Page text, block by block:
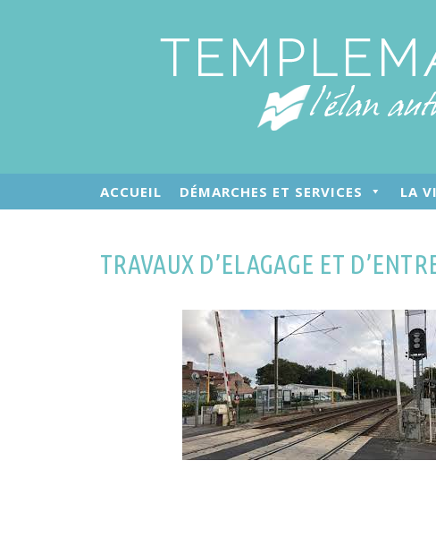
ACCUEIL DÉMARCHES ET SERVICES LA
TRAVAUX D’ELAGAGE ET